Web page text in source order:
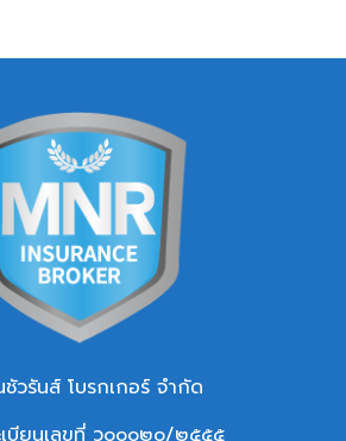
วรันส์ โบรกเกอร์ จำกัด
บียนเลขที่ ว๐๐๐๒๐/๒๕๕๕